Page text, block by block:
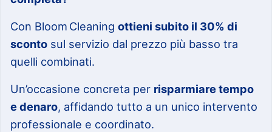
Con Bloom Cleaningottieni subito il 30% di
sconto sul servizio dal prezzo più basso tra
quelli combinati.
Un’occasione concreta per risparmiare tempo
e denaro, affidando tutto a un unico intervento
professionale e coordinato.